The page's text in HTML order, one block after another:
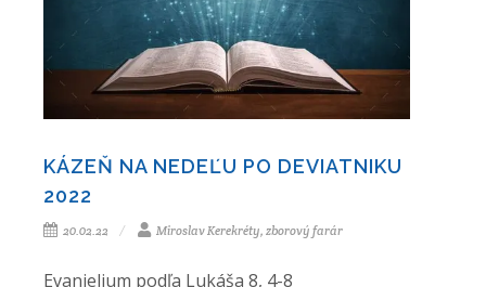
KÁZEŇ NA NEDEĽU PO DEVIATNIKU
2022
20.02.22 Miroslav Kerekréty, zborový farár
Evanjelium podľa Lukáša 8, 4-8